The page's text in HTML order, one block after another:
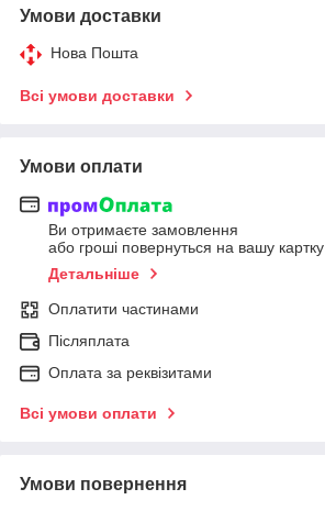
Умови доставки
Нова Пошта
Всі умови доставки
Умови оплати
Ви отримаєте замовлення
або гроші повернуться на вашу картку
Детальніше
Оплатити частинами
Післяплата
Оплата за реквізитами
Всі умови оплати
Умови повернення